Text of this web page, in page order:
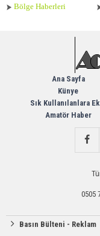
Bölge Haberleri
Ana Sayfa
Künye
Sık Kullanılanlara
Amatör Haber
0505
Basın Bülteni - Reklam